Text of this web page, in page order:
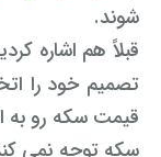
شوند.
قبلاً هم اشاره
تصمیم خود را
قیمت سکه رو به
سکه توجه نمی